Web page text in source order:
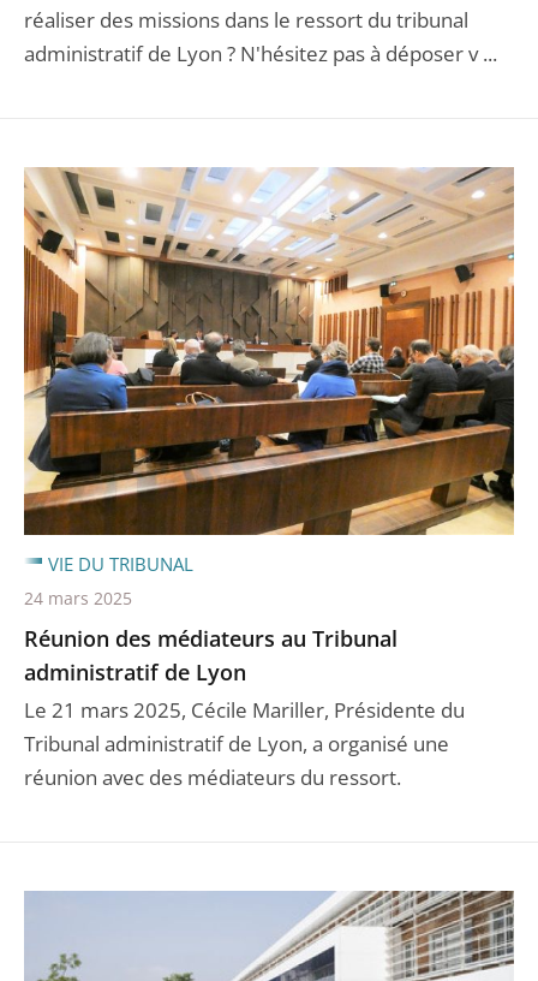
réaliser des missions dans le ressort du tribunal
administratif de Lyon ? N'hésitez pas à déposer v ...
Réunion des médiateurs au Tribunal
administratif de Lyon
Le 21 mars 2025, Cécile Mariller, Présidente du
Tribunal administratif de Lyon, a organisé une
réunion avec des médiateurs du ressort.
VIE DU TRIBUNAL
24 mars 2025